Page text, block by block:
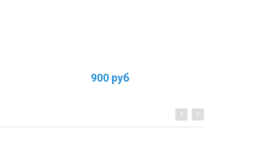
900 руб